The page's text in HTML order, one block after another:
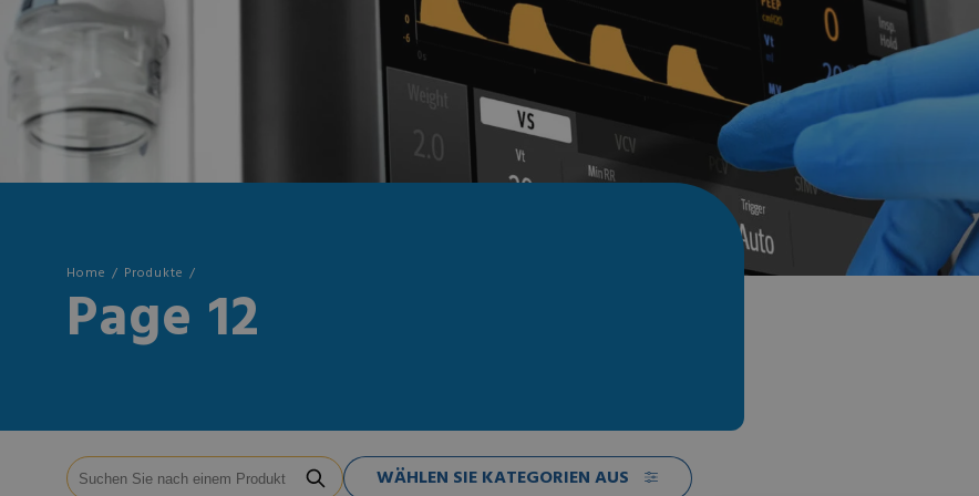
Home Produkte
Page 12
WÄHLEN SIE KATEGORIEN AUS